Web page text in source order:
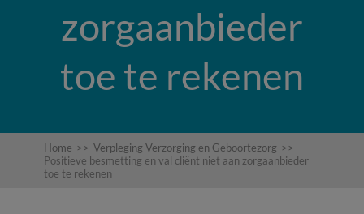
zorgaanbieder
toe te rekenen
Home >> Verpleging Verzorging en Geboortezorg >>
Positieve besmetting en val cliënt niet aan zorgaanbieder
toe te rekenen